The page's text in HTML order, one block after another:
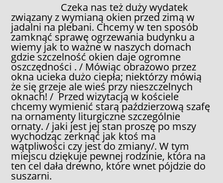
Czeka nas też duży wydatek
związany z wymianą okien przed zimą w
jadalni na plebani. Chcemy w ten sposób
zamknąć sprawę ogrzewania budynku a
wiemy jak to ważne w naszych domach
gdzie szczelność okien daje ogromne
oszczędności . / Mówiąc obrazowo przez
okna ucieka dużo ciepła; niektórzy mówią
że się grzeje ale wieś przy nieszczelnych
oknach! / Przed wizytacją w kościele
chcemy wymienić starą paździerzową szafę
na ornamenty liturgiczne szczególnie
ornaty. / jaki jest jej stan proszę po mszy
wychodząc zerknąć jak ktoś ma
wątpliwości czy jest do zmiany/. W tym
miejscu dziękuje pewnej rodzinie, która na
ten cel dała drewno, które wnet pójdzie do
suszarni.